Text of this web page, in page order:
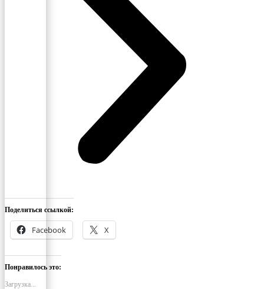
Поделиться ссылкой:
Facebook X
Понравилось это:
Загрузка...